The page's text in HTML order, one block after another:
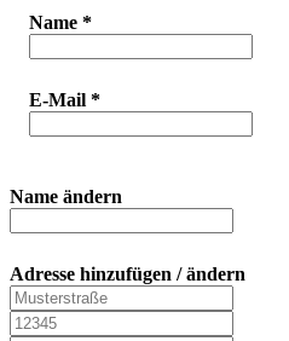
Name *
E-Mail *
Name ändern
Adresse hinzufügen / ändern